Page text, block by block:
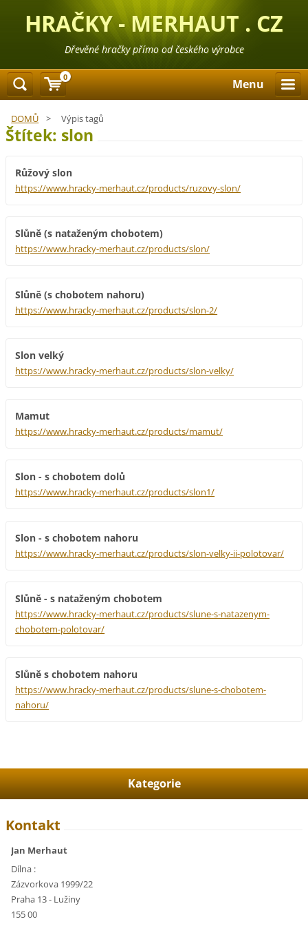
HRAČKY - MERHAUT . CZ
Dřevěné hračky přímo od českého výrobce
Menu
DOMŮ > Výpis tagů
Štítek: slon
Růžový slon
https://www.hracky-merhaut.cz/products/ruzovy-slon/
Slůně (s nataženým chobotem)
https://www.hracky-merhaut.cz/products/slon/
Slůně (s chobotem nahoru)
https://www.hracky-merhaut.cz/products/slon-2/
Slon velký
https://www.hracky-merhaut.cz/products/slon-velky/
Mamut
https://www.hracky-merhaut.cz/products/mamut/
Slon - s chobotem dolů
https://www.hracky-merhaut.cz/products/slon1/
Slon - s chobotem nahoru
https://www.hracky-merhaut.cz/products/slon-velky-ii-polotovar/
Slůně - s nataženým chobotem
https://www.hracky-merhaut.cz/products/slune-s-natazenym-
chobotem-polotovar/
Slůně s chobotem nahoru
https://www.hracky-merhaut.cz/products/slune-s-chobotem-
nahoru/
Kategorie
Kontakt
Jan Merhaut
Dílna :
Zázvorkova 1999/22
Praha 13 - Lužiny
155 00
0